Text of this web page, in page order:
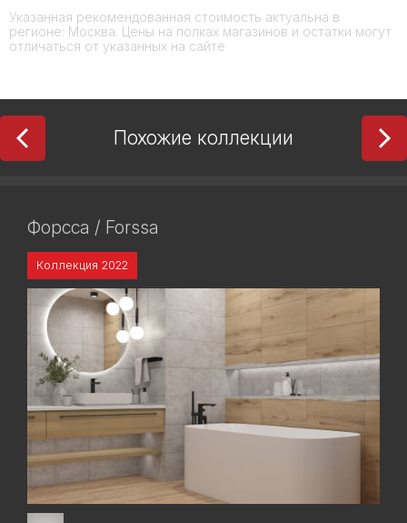
Указанная рекомендованная стоимость актуальна в
регионе: Москва. Цены на полках магазинов и остатки могут
отличаться от указанных на сайте
Похожие коллекции
Форсса / Forssa
Коллекция 2022